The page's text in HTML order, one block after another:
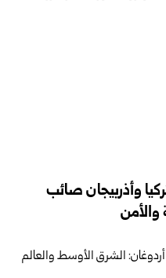
وأذربيجان صائب
والأمن